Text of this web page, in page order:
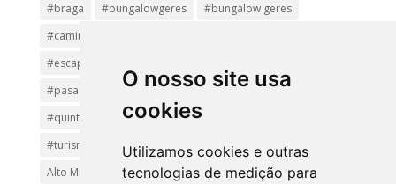
O nosso site usa
cookies
Utilizamos cookies e outras
tecnologias de medição para
#braga
#bungalowgeres
#bungalow geres
#caminhadas
#escapadinha
#pasadiços
#passadiçosdovez
#penedageres
#quintalamosa
#religião
#turismoreligioso
#turismorural
#vianadocastelo
Alto Minho
Arcos de Valdevez.
Arcos Valdevez